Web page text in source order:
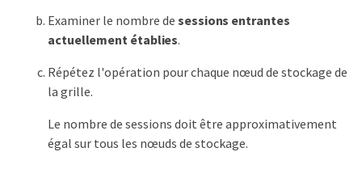
Examiner le nombre de sessions entrantes
actuellement établies.
Répétez l'opération pour chaque nœud de stockage de
la grille.
Le nombre de sessions doit être approximativement
égal sur tous les nœuds de stockage.